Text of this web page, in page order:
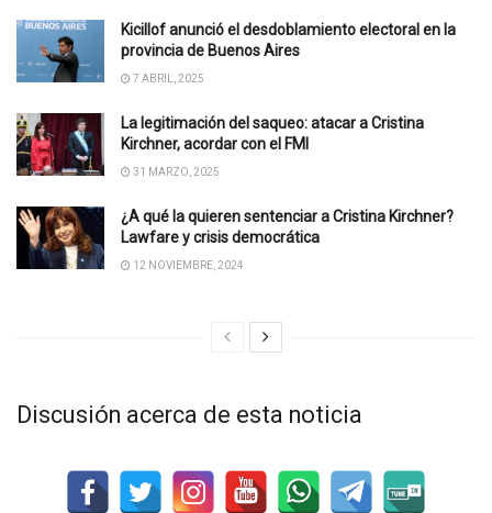
Kicillof anunció el desdoblamiento electoral en la
provincia de Buenos Aires
7 ABRIL, 2025
La legitimación del saqueo: atacar a Cristina
Kirchner, acordar con el FMI
31 MARZO, 2025
¿A qué la quieren sentenciar a Cristina Kirchner?
Lawfare y crisis democrática
12 NOVIEMBRE, 2024
Discusión acerca de esta noticia